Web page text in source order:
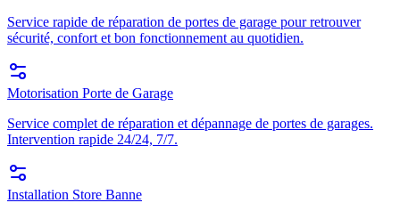
Service rapide de réparation de portes de garage pour retrouver
sécurité, confort et bon fonctionnement au quotidien.
Motorisation Porte de Garage
Service complet de réparation et dépannage de portes de garages.
Intervention rapide 24/24, 7/7.
Installation Store Banne